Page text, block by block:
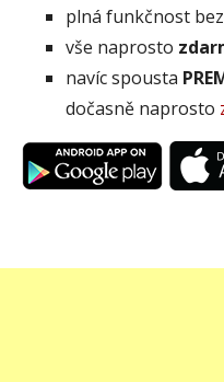
plná funkčnost
vše naprosto
navíc spousta
dočasně naprosto